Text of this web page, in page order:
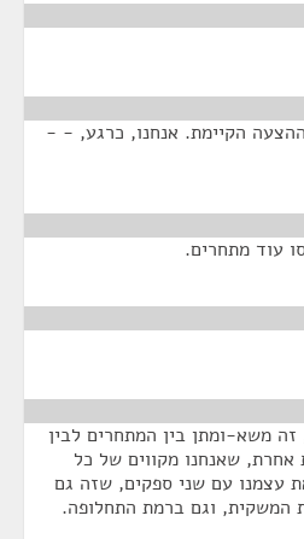
שקל זו ההצעה הקיימת. אנחנו, כרגע, - -
עוד מתחרים.
זה משא-ומתן בין המתחרים לבין
אחרת, שאנחנו מקווים של כל
עצמנו עם שני ספקים, שזה גם
המשקית, וגם ברמת התחלופה.